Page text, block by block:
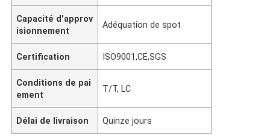
Capacité d'approv
isionnement
Adéquation de spot
Certification ISO9001,CE,SGS
Conditions de pai
ement
T/T, LC
Délai de livraison Quinze jours